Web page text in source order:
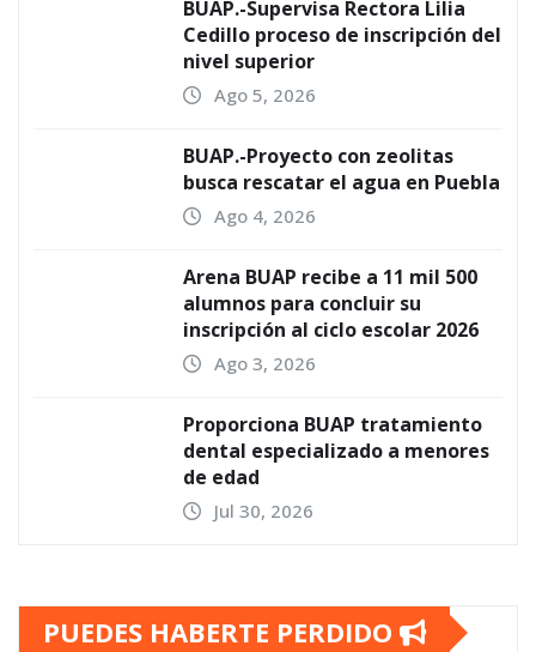
BUAP.-Supervisa Rectora Lilia
Cedillo proceso de inscripción del
nivel superior
Ago 5, 2026
BUAP.-Proyecto con zeolitas
busca rescatar el agua en Puebla
Ago 4, 2026
Arena BUAP recibe a 11 mil 500
alumnos para concluir su
inscripción al ciclo escolar 2026
Ago 3, 2026
Proporciona BUAP tratamiento
dental especializado a menores
de edad
Jul 30, 2026
PUEDES HABERTE PERDIDO